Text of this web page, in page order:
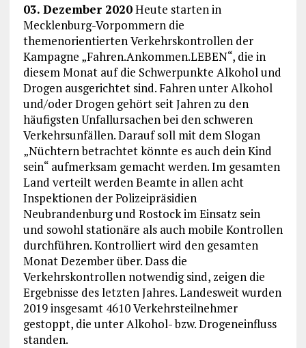
03. Dezember 2020Heute starten in
Mecklenburg-Vorpommern die
themenorientierten Verkehrskontrollen der
Kampagne „Fahren.Ankommen.LEBEN“, die in
diesem Monat auf die Schwerpunkte Alkohol und
Drogen ausgerichtet sind. Fahren unter Alkohol
und/oder Drogen gehört seit Jahren zu den
häufigsten Unfallursachen bei den schweren
Verkehrsunfällen. Darauf soll mit dem Slogan
„Nüchtern betrachtet könnte es auch dein Kind
sein“ aufmerksam gemacht werden. Im gesamten
Land verteilt werden Beamte in allen acht
Inspektionen der Polizeipräsidien
Neubrandenburg und Rostock im Einsatz sein
und sowohl stationäre als auch mobile Kontrollen
durchführen. Kontrolliert wird den gesamten
Monat Dezember über. Dass die
Verkehrskontrollen notwendig sind, zeigen die
Ergebnisse des letzten Jahres. Landesweit wurden
2019 insgesamt 4610 Verkehrsteilnehmer
gestoppt, die unter Alkohol- bzw. Drogeneinfluss
standen.